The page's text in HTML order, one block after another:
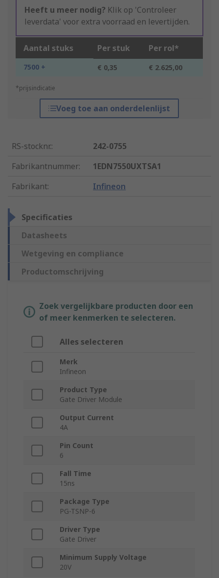
Heeft u meer nodig? Klik op 'Controleer
leverdata' voor extra voorraad en levertijden.
Aantal stuks Per stuk Per rol*
7500 + € 0,35 € 2.625,00
*prijsindicatie
Voeg toe aan onderdelenlijst
RS-stocknr.:
242-0755
Fabrikantnummer:
1EDN7550UXTSA1
Fabrikant: Infineon
Specificaties
Datasheets
Wetgeving en compliance
Productomschrijving
Zoek vergelijkbare producten door een
of meer kenmerken te selecteren.
Alles selecteren
Merk
Infineon
Product Type
Gate Driver Module
Output Current
4A
Pin Count
6
Fall Time
15ns
Package Type
PG-TSNP-6
Driver Type
Gate Driver
Minimum Supply Voltage
20V